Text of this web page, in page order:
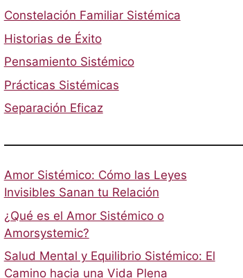
Constelación Familiar Sistémica
Historias de Éxito
Pensamiento Sistémico
Prácticas Sistémicas
Separación Eficaz
Amor Sistémico: Cómo las Leyes
Invisibles Sanan tu Relación
¿Qué es el Amor Sistémico o
Amorsystemic?
Salud Mental y Equilibrio Sistémico: El
Camino hacia una Vida Plena